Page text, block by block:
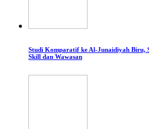
Studi Komparatif ke Al-Junaidiyah
Skill dan Wawasan